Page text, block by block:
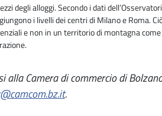
degli alloggi. Secondo i dati
i livelli dei centri di Milano e Roma.
e non in un territorio di montagna
Camera di commercio di
.